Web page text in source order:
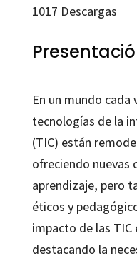
1017 Descargas
En un mundo
tecnologías de la
(TIC) están
ofreciendo nuevas
aprendizaje, pero
éticos y
impacto de las
destacando la